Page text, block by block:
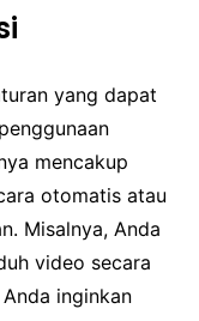
yang dapat
mencakup
otomatis atau
Misalnya, Anda
video secara
inginkan